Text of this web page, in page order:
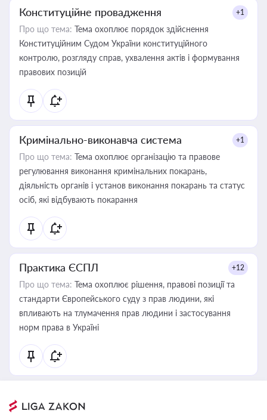
Конституційне провадження +1
Про що тема: Тема охоплює порядок здійснення
Конституційним Судом України конституційного
контролю, розгляду справ, ухвалення актів і формування
правових позицій
Кримінально-виконавча система +1
Про що тема: Тема охоплює організацію та правове
регулювання виконання кримінальних покарань,
діяльність органів і установ виконання покарань та статус
осіб, які відбувають покарання
Практика ЄСПЛ +12
Про що тема: Тема охоплює рішення, правові позиції та
стандарти Європейського суду з прав людини, які
впливають на тлумачення прав людини і застосування
норм права в Україні